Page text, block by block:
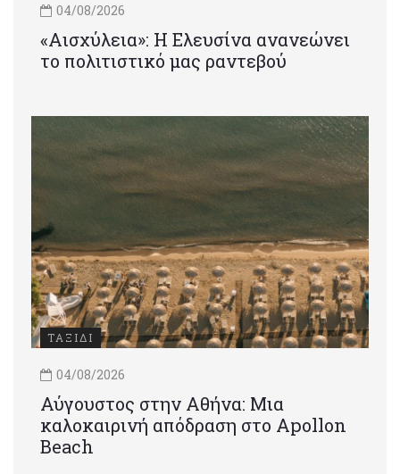
04/08/2026
«Αισχύλεια»: Η Ελευσίνα ανανεώνει
το πολιτιστικό μας ραντεβού
ΤΑΞΙΔΙ
04/08/2026
Αύγουστος στην Αθήνα: Μια
καλοκαιρινή απόδραση στο Apollon
Beach